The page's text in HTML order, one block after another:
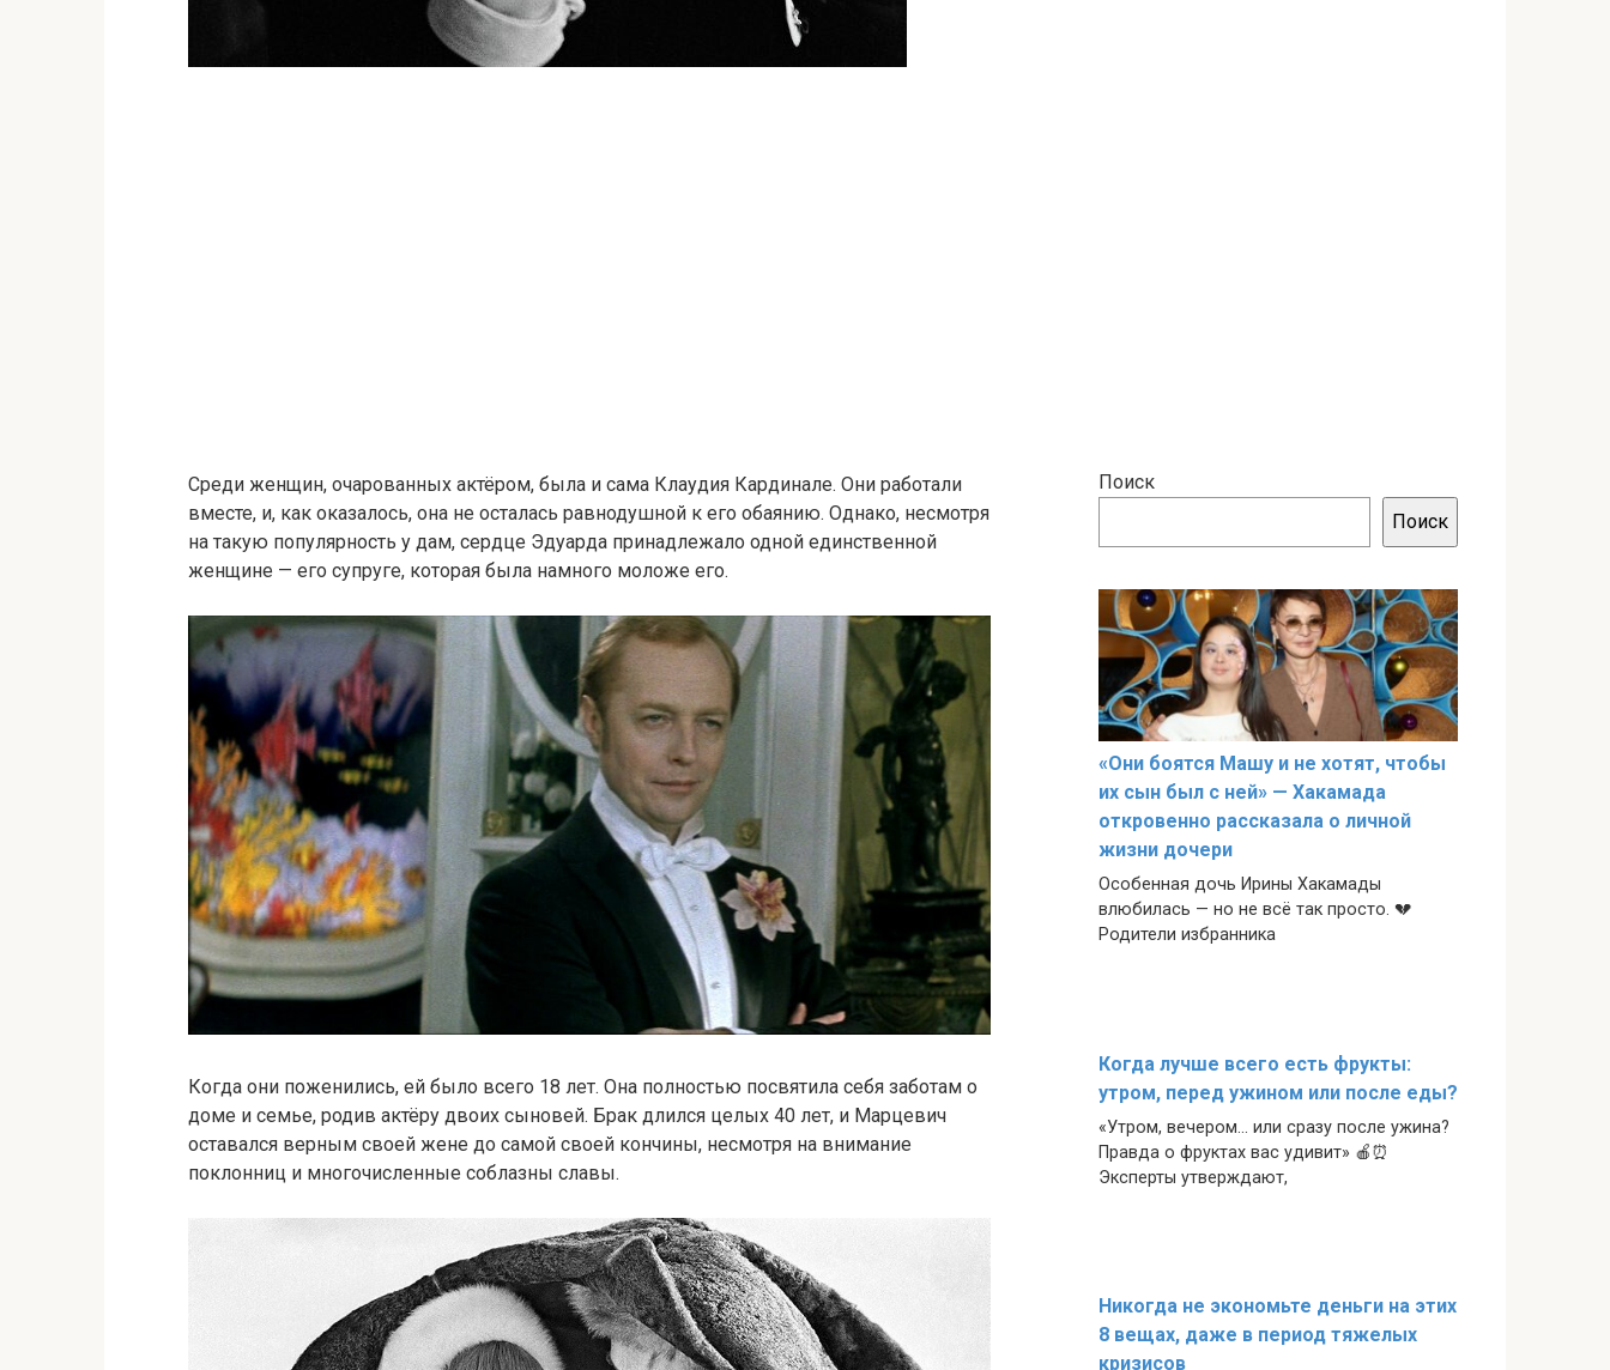
Среди женщин, очарованных актёром, была и сама Клаудия Кардинале. Они работали
вместе, и, как оказалось, она не осталась равнодушной к его обаянию. Однако, несмотря
на такую популярность у дам, сердце Эдуарда принадлежало одной единственной
женщине — его супруге, которая была намного моложе его.
Когда они поженились, ей было всего 18 лет. Она полностью посвятила себя заботам о
доме и семье, родив актёру двоих сыновей. Брак длился целых 40 лет, и Марцевич
оставался верным своей жене до самой своей кончины, несмотря на внимание
поклонниц и многочисленные соблазны славы.
Поиск
Поиск
«Они боятся Машу и не хотят, чтобы
их сын был с ней» — Хакамада
откровенно рассказала о личной
жизни дочери
Особенная дочь Ирины Хакамады
влюбилась — но не всё так просто. 💔
Родители избранника
Когда лучше всего есть фрукты:
утром, перед ужином или после еды?
«Утром, вечером… или сразу после ужина?
Правда о фруктах вас удивит» 🍎⏰
Эксперты утверждают,
Никогда не экономьте деньги на этих
8 вещах, даже в период тяжелых
кризисов